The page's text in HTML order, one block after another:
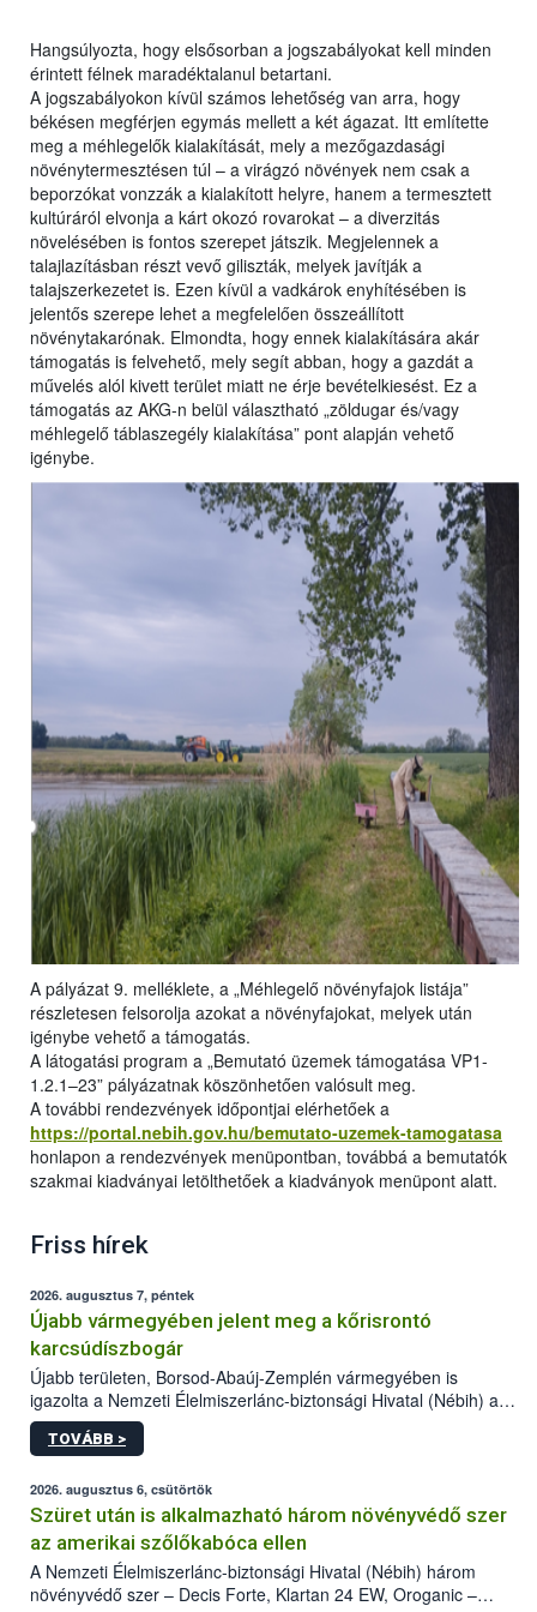
Hangsúlyozta, hogy elsősorban a jogszabályokat kell minden
érintett félnek maradéktalanul betartani.
A jogszabályokon kívül számos lehetőség van arra, hogy
békésen megférjen egymás mellett a két ágazat. Itt említette
meg a méhlegelők kialakítását, mely a mezőgazdasági
növénytermesztésen túl – a virágzó növények nem csak a
beporzókat vonzzák a kialakított helyre, hanem a termesztett
kultúráról elvonja a kárt okozó rovarokat – a diverzitás
növelésében is fontos szerepet játszik. Megjelennek a
talajlazításban részt vevő giliszták, melyek javítják a
talajszerkezetet is. Ezen kívül a vadkárok enyhítésében is
jelentős szerepe lehet a megfelelően összeállított
növénytakarónak. Elmondta, hogy ennek kialakítására akár
támogatás is felvehető, mely segít abban, hogy a gazdát a
művelés alól kivett terület miatt ne érje bevételkiesést. Ez a
támogatás az AKG-n belül választható „zöldugar és/vagy
méhlegelő táblaszegély kialakítása” pont alapján vehető
igénybe.
A pályázat 9. melléklete, a „Méhlegelő növényfajok listája”
részletesen felsorolja azokat a növényfajokat, melyek után
igénybe vehető a támogatás.
A látogatási program a „Bemutató üzemek támogatása VP1-
1.2.1–23” pályázatnak köszönhetően valósult meg.
A további rendezvények időpontjai elérhetőek a
https://portal.nebih.gov.hu/bemutato-uzemek-tamogatasa
honlapon a rendezvények menüpontban, továbbá a bemutatók
szakmai kiadványai letölthetőek a kiadványok menüpont alatt.
Friss hírek
2026. augusztus 7, péntek
Újabb vármegyében jelent meg a kőrisrontó
karcsúdíszbogár
Újabb területen, Borsod-Abaúj-Zemplén vármegyében is
igazolta a Nemzeti Élelmiszerlánc-biztonsági Hivatal (Nébih) a
kőrisrontó karcsúdíszbogár (Agrilus planipennis) jelenlétét. A
kártevőt nem csak színcsapdában találták meg, de már fertőzött
az intenzív felderítést, emellett az intézkedéseket a szlovák
hatósággal is összehangolják a terjedés megállítása érdekében.
TOVÁBB >
2026. augusztus 6, csütörtök
Szüret után is alkalmazható három növényvédő szer
az amerikai szőlőkabóca ellen
A Nemzeti Élelmiszerlánc-biztonsági Hivatal (Nébih) három
növényvédő szer – Decis Forte, Klartan 24 EW, Oroganic –